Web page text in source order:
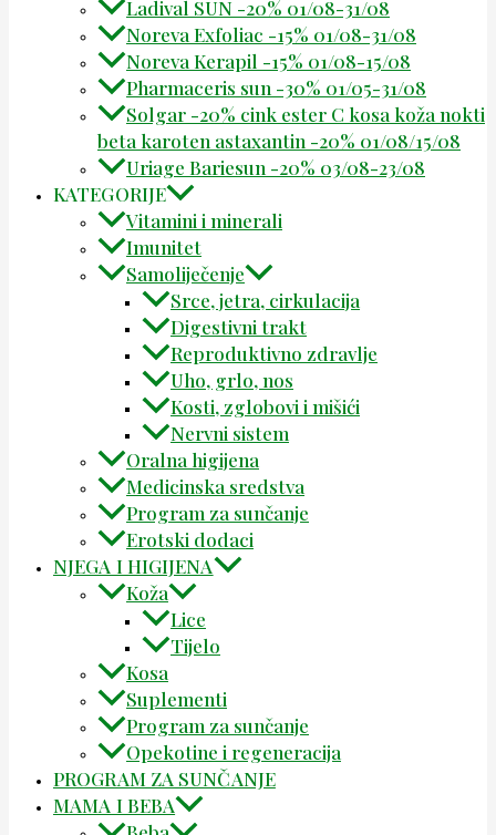
Ladival SUN -20% 01/08-31/08
Noreva Exfoliac -15% 01/08-31/08
Noreva Kerapil -15% 01/08-15/08
Pharmaceris sun -30% 01/05-31/08
Solgar -20% cink ester C kosa koža nokti
beta karoten astaxantin -20% 01/08/15/08
Uriage Bariesun -20% 03/08-23/08
KATEGORIJE
Vitamini i minerali
Imunitet
Samoliječenje
Srce, jetra, cirkulacija
Digestivni trakt
Reproduktivno zdravlje
Uho, grlo, nos
Kosti, zglobovi i mišići
Nervni sistem
Oralna higijena
Medicinska sredstva
Program za sunčanje
Erotski dodaci
NJEGA I HIGIJENA
Koža
Lice
Tijelo
Kosa
Suplementi
Program za sunčanje
Opekotine i regeneracija
PROGRAM ZA SUNČANJE
MAMA I BEBA